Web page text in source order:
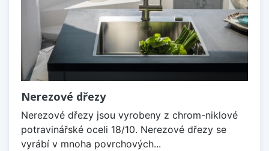
Nerezové dřezy
Nerezové dřezy jsou vyrobeny z chrom-niklové
potravinářské oceli 18/10. Nerezové dřezy se
vyrábí v mnoha povrchových...